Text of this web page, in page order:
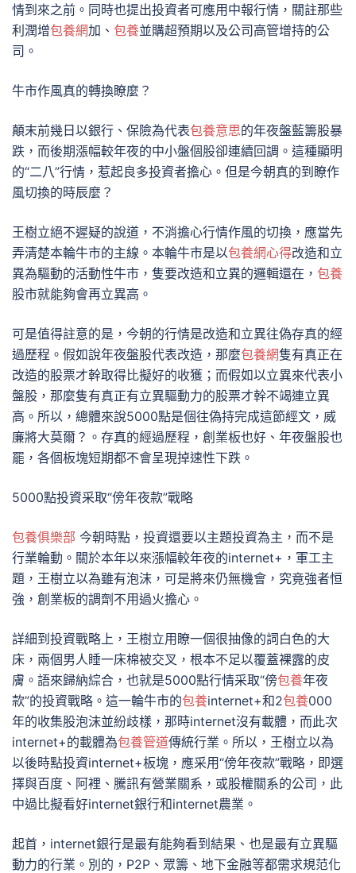
情到來之前。同時也提出投資者可應用中報行情，關註那些
利潤增包養網加、 包養並購超預期以及公司高管增持的公
司。
牛市作風真的轉換瞭麼？
顛末前幾日以銀行、保險為代表包養意思的年夜盤藍籌股暴
跌，而後期漲幅較年夜的中小盤個股卻連續回調。這種顯明
的“二八”行情，惹起良多投資者擔心。但是今朝真的到瞭作
風切換的時辰麼？
王樹立絕不遲疑的說道，不消擔心行情作風的切換，應當先
弄清楚本輪牛市的主線。本輪牛市是以包養網心得改造和立
異為驅動的活動性牛市，隻要改造和立異的邏輯還在， 包養
股市就能夠會再立異高。
可是值得註意的是，今朝的行情是改造和立異往偽存真的經
過歷程。假如說年夜盤股代表改造，那麼包養網隻有真正在
改造的股票才幹取得比擬好的收獲；而假如以立異來代表小
盤股，那麼隻有真正有立異驅動力的股票才幹不竭連立異
高。所以，總體來說5000點是個往偽持完成這節經文，威
廉將大莫爾？。存真的經過歷程，創業板也好、年夜盤股也
罷，各個板塊短期都不會呈現掉速性下跌。
5000點投資采取“傍年夜款”戰略
包養俱樂部 今朝時點，投資還要以主題投資為主，而不是
行業輪動。關於本年以來漲幅較年夜的internet+，軍工主
題，王樹立以為雖有泡沫，可是將來仍無機會，究竟強者恒
強，創業板的調劑不用過火擔心。
詳細到投資戰略上，王樹立用瞭一個很抽像的詞白色的大
床，兩個男人睡一床棉被交叉，根本不足以覆蓋裸露的皮
膚。語來歸納綜合，也就是5000點行情采取“傍包養年夜
款”的投資戰略。這一輪牛市的包養internet+和2包養000
年的收集股泡沫並紛歧樣，那時internet沒有載體，而此次
internet+的載體為包養管道傳統行業。所以，王樹立以為
以後時點投資internet+板塊，應采用“傍年夜款”戰略，即選
擇與百度、阿裡、騰訊有營業關系，或股權關系的公司，此
中過比擬看好internet銀行和internet農業。
起首，internet銀行是最有能夠看到結果、也是最有立異驅
動力的行業。別的，P2P、眾籌、地下金融等都需求規范化